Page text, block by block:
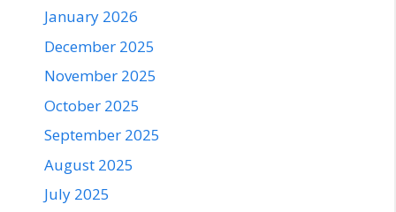
January 2026
December 2025
November 2025
October 2025
September 2025
August 2025
July 2025